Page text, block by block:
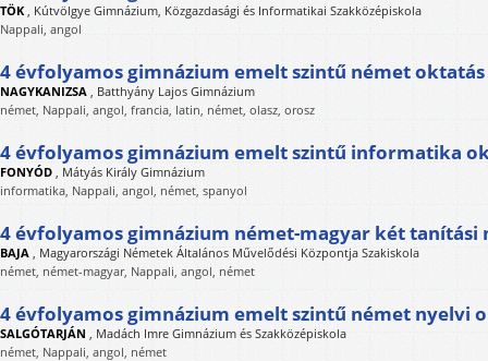
TÖK, Kútvölgye Gimnázium, Közgazdasági és Informatikai Szakközépiskola
Nappali, angol
4 évfolyamos gimnázium emelt szintű német oktatás
NAGYKANIZSA , Batthyány Lajos Gimnázium
német, Nappali, angol, francia, latin, német, olasz, orosz
4 évfolyamos gimnázium emelt szintű informatika
FONYÓD , Mátyás Király Gimnázium
informatika, Nappali, angol, német, spanyol
4 évfolyamos gimnázium német-magyar két tanítási
BAJA , Magyarországi Németek Általános Művelődési Központja Szakiskola
német, német-magyar, Nappali, angol, német
4 évfolyamos gimnázium emelt szintű német nyelvi
SALGÓTARJÁN , Madách Imre Gimnázium és Szakközépiskola
német, Nappali, angol, német